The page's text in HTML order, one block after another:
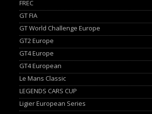
FREC
GT FIA
GT World Challenge Europe
GT2 Europe
GT4 Europe
GT4 European
Le Mans Classic
LEGENDS CARS CUP
Ligier European Series